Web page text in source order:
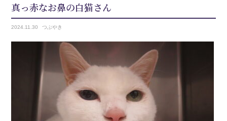
真っ赤なお鼻の白猫さん
2024. 11.30 つぶやき